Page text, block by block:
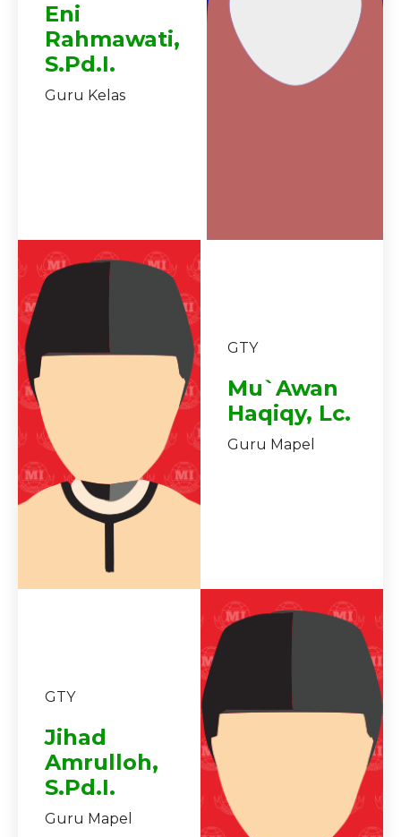
Eni
Rahmawati,
S.Pd.I.
Guru Kelas
GTY
Mu`awan
Haqiqy, Lc.
Guru Mapel
GTY
Jihad
Amrulloh,
S.Pd.I.
Guru Mapel